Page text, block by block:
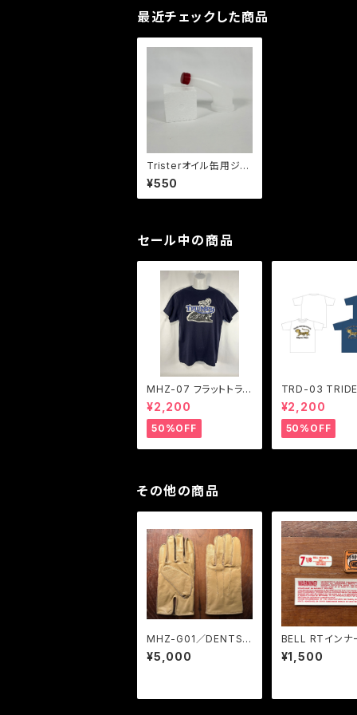
最近チェックした商品
Tristerオイル缶用ジョ
ーゴ
¥550
セール中の商品
MHZ-07 フラットトラッ
クレーサーTシャツ ２色
展開
¥2,200
50%OFF
TRD-03 TRIDE
ド レトロタイガ
シャツ ２色展開
¥2,200
50%OFF
その他の商品
MHZ-G01／DENTS
風 Motörheadzオリジ
ナル シープレザードラ
¥5,000
BELL RTインナ
ッカー
¥1,500